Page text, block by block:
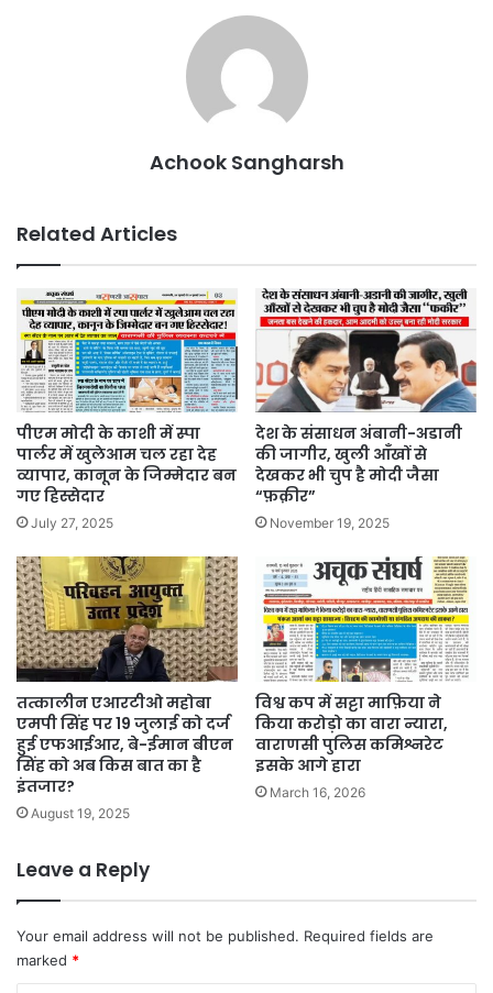
Achook Sangharsh
Related Articles
पीएम मोदी के काशी में स्पा
पार्लर में खुलेआम चल रहा देह
व्यापार, कानून के जिम्मेदार बन
गए हिस्सेदार
July 27, 2025
देश के संसाधन अंबानी-अडानी
की जागीर, खुली आँखों से
देखकर भी चुप है मोदी जैसा
“फ़क़ीर”
November 19, 2025
तत्कालीन एआरटीओ महोबा
एमपी सिंह पर 19 जुलाई को दर्ज
हुई एफआईआर, बे-ईमान बीएन
सिंह को अब किस बात का है
इंतजार?
August 19, 2025
विश्व कप में सट्टा माफ़िया ने
किया करोड़ो का वारा न्यारा,
वाराणसी पुलिस कमिश्नरेट
इसके आगे हारा
March 16, 2026
Leave a Reply
Your email address will not be published. Required fields are
marked *